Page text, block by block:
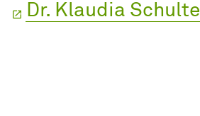
Dr. Klaudia Schulte